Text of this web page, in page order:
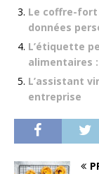
Le coffre-
données
L’étiquette
alimentaires
L’assistant
entreprise